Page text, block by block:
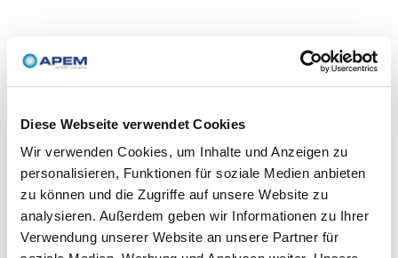
Diese Webseite verwendet Cookies
Wir verwenden Cookies, um Inhalte und Anzeigen zu
personalisieren, Funktionen für soziale Medien anbieten
zu können und die Zugriffe auf unsere Website zu
analysieren. Außerdem geben wir Informationen zu Ihrer
Verwendung unserer Website an unsere Partner für